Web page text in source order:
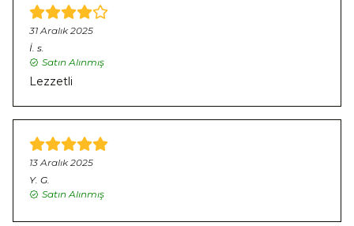
31 Aralık 2025
İ. s.
Satın Alınmış
Lezzetli
13 Aralık 2025
Y. G.
Satın Alınmış